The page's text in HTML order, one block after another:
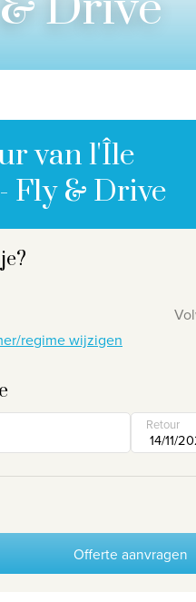
van l'Île
Fly & Drive
regime wijzigen
Retour
Offerte aanvragen